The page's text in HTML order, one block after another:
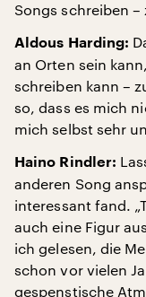
Songs schreiben –
Aldous Harding:
an Orten sein
schreiben kann –
so, dass es mich
mich selbst sehr
Haino Rindler:
anderen Song
interessant fand.
auch eine Figur
ich gelesen, die
schon vor vielen
gespenstische